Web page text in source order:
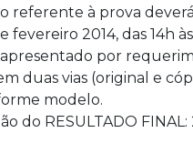
referente à prova
fevereiro 2014, das 14h
por
duas vias (original e
modelo.
do RESULTADO